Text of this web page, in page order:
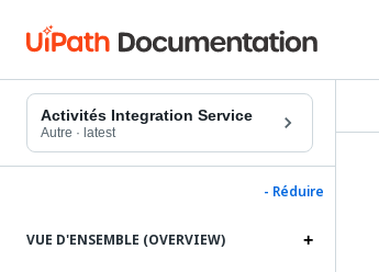
Activités Integration Service
Autre · latest
- Réduire
VUE D'ENSEMBLE (OVERVIEW)